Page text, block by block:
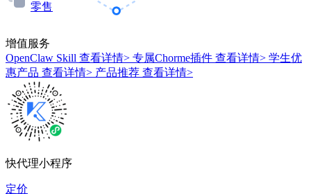
零售
增值服务
OpenClaw Skill 查看详情> 专属Chorme插件 查看详情> 学生优
惠产品 查看详情> 产品推荐 查看详情>
快代理小程序
定价